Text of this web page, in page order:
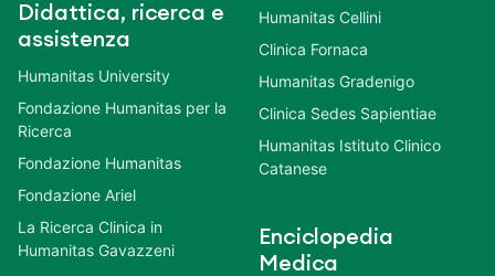
Didattica, ricerca e
assistenza
Humanitas University
Fondazione Humanitas per la
Ricerca
Fondazione Humanitas
Fondazione Ariel
La Ricerca Clinica in
Humanitas Gavazzeni
Humanitas Cellini
Clinica Fornaca
Humanitas Gradenigo
Clinica Sedes Sapientiae
Humanitas Istituto Clinico
Catanese
Enciclopedia
Medica